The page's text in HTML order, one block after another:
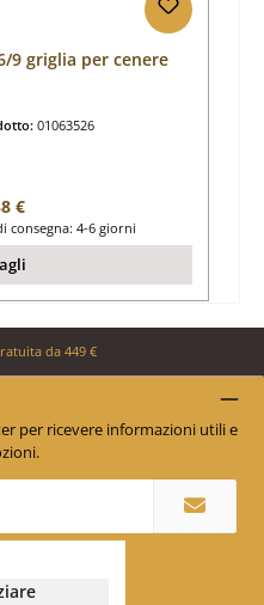
9 griglia per cenere
01063526
normale:
€
consegna: 4-6 giorni
da 449 €
per ricevere informazioni utili e